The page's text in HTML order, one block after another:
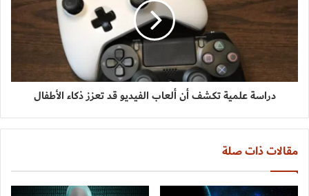
دراسة علمية تكشف أن ألعاب الفيديو قد تعزز ذكاء الأطفال
مقالات ذات صلة